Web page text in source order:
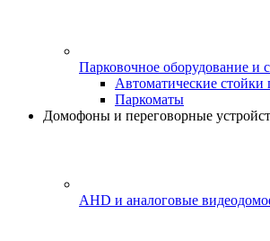
Парковочное оборудование и
Автоматические стойки
Паркоматы
Домофоны и переговорные
AHD и аналоговые